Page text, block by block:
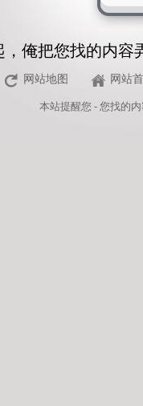
，俺把您找的内容
网站地图 网站
本站提醒您 - 您找的